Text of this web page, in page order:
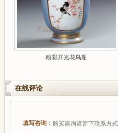
粉彩开光花鸟瓶
在线评论
填写咨询： 购买咨询请留下联系方